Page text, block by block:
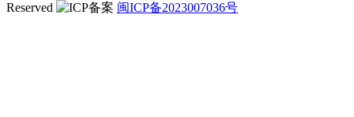
Reserved
闽ICP备2023007036号